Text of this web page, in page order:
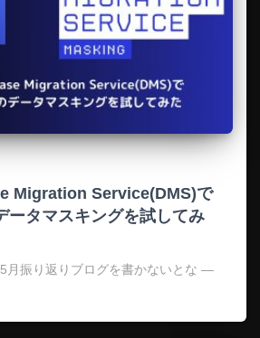
Migration Service(DMS)で
ータマスキングを試してみ
月振り返りブログを書かないとな —